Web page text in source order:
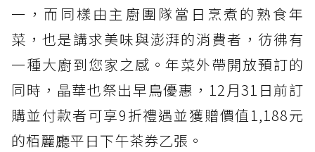
一，而同樣由主廚團隊當日烹煮的熟食年
菜，也是講求美味與澎湃的消費者，彷彿有
一種大廚到您家之感。年菜外帶開放預訂的
同時，晶華也祭出早鳥優惠，12月31日前訂
購並付款者可享9折禮遇並獲贈價值1,188元
的栢麗廳平日下午茶券乙張。